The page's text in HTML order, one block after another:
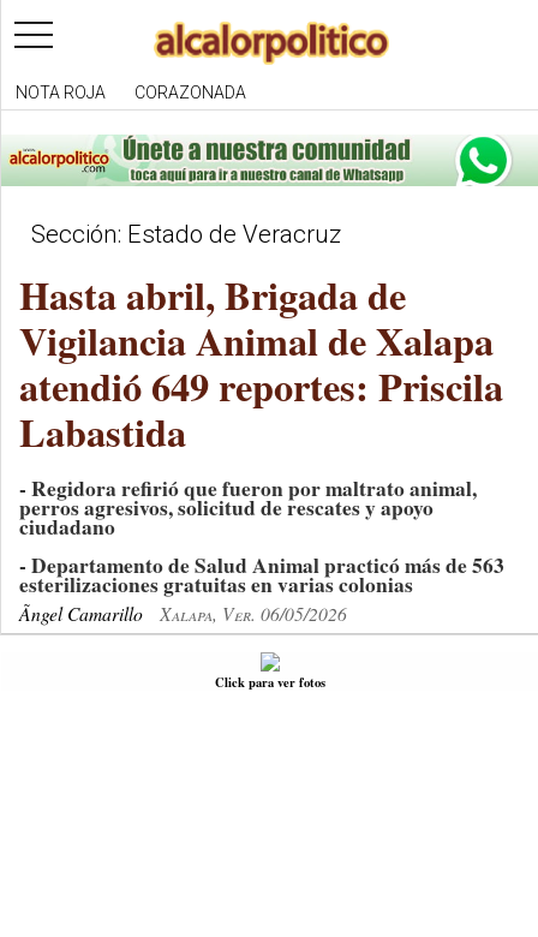
toggle
navigation
NOTA ROJA CORAZONADA
Sección: Estado de Veracruz
Hasta abril, Brigada de
Vigilancia Animal de Xalapa
atendió 649 reportes: Priscila
Labastida
- Regidora refirió que fueron por maltrato animal,
perros agresivos, solicitud de rescates y apoyo
ciudadano
- Departamento de Salud Animal practicó más de 563
esterilizaciones gratuitas en varias colonias
Ãngel Camarillo Xalapa, Ver. 06/05/2026
Click para ver fotos